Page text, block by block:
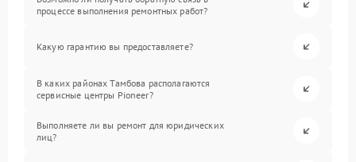
процессе выполнения ремонтных работ?
Какую гарантию вы предоставляете?
В каких районах Тамбова располагаются
сервисные центры Pioneer?
Выполняете ли вы ремонт для юридических
лиц?